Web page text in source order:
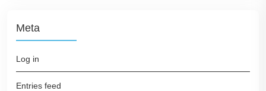
Meta
Log in
Entries feed